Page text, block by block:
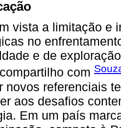
vista a limitação e
no
e de
com
novos referenciais
aos desafios
Em um país